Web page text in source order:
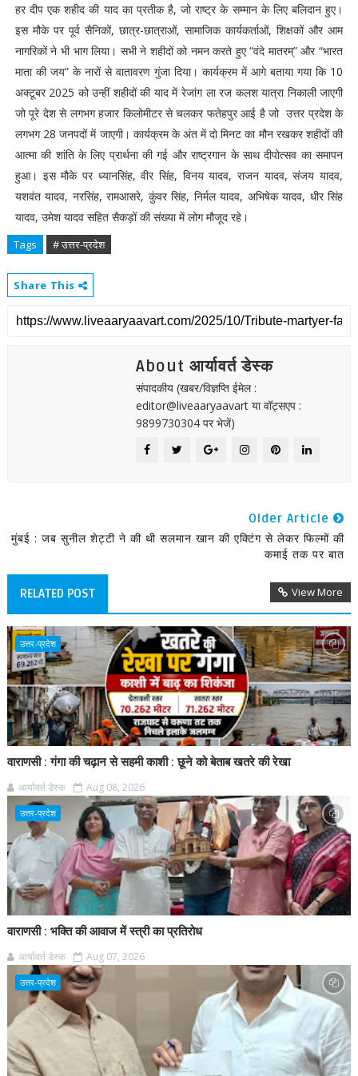
हर दीप एक शहीद की याद का प्रतीक है, जो राष्ट्र के सम्मान के लिए बलिदान हुए।
इस मौके पर पूर्व सैनिकों, छात्र-छात्राओं, सामाजिक कार्यकर्ताओं, शिक्षकों और आम
नागरिकों ने भी भाग लिया। सभी ने शहीदों को नमन करते हुए “वंदे मातरम्” और “भारत
माता की जय” के नारों से वातावरण गुंजा दिया। कार्यक्रम में आगे बताया गया कि 10
अक्टूबर 2025 को उन्हीं शहीदों की याद में रेजांग ला रज कलश यात्रा निकाली जाएगी
जो पूरे देश से लगभग हजार किलोमीटर से चलकर फतेहपुर आई है जो उत्तर प्रदेश के
लगभग 28 जनपदों में जाएगी। कार्यक्रम के अंत में दो मिनट का मौन रखकर शहीदों की
आत्मा की शांति के लिए प्रार्थना की गई और राष्ट्रगान के साथ दीपोत्सव का समापन
हुआ। इस मौके पर ध्यानसिंह, वीर सिंह, विनय यादव, राजन यादव, संजय यादव,
यशवंत यादव, नरसिंह, रामआसरे, कुंवर सिंह, निर्मल यादव, अभिषेक यादव, धीर सिंह
यादव, उमेश यादव सहित सैकड़ों की संख्या में लोग मौजूद रहे।
Tags # उत्तर-प्रदेश
Share This
About आर्यावर्त डेस्क
संपादकीय (खबर/विज्ञप्ति ईमेल :
editor@liveaaryaavart या वॉट्सएप :
9899730304 पर भेजें)
Older Article
मुंबई : जब सुनील शेट्टी ने की थी सलमान खान की एक्टिंग से लेकर फिल्मों की
कमाई तक पर बात
RELATED POST View More
उत्तर-प्रदेश
वाराणसी : गंगा की चढ़ान से सहमी काशी : छूने को बेताब खतरे की रेखा
आर्यावर्त डेस्क Aug 08, 2026
उत्तर-प्रदेश
वाराणसी : भक्ति की आवाज में स्त्री का प्रतिरोध
आर्यावर्त डेस्क Aug 07, 2026
उत्तर-प्रदेश